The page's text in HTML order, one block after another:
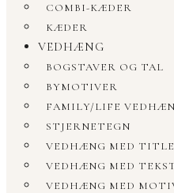
COMBI-KÆDER
KÆDER
VEDHÆNG
BOGSTAVER OG TAL
BYMOTIVER
FAMILY/LIFE
STJERNETEGN
VEDHÆNG MED
VEDHÆNG MED
VEDHÆNG MED